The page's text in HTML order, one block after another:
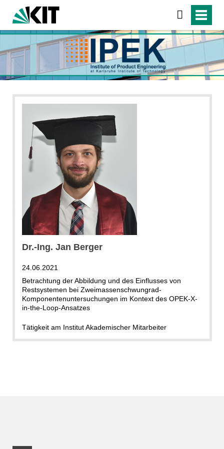
Dr.-Ing. Jan Berger
24.06.2021
Betrachtung der Abbildung und des Einflusses von
Restsystemen bei Zweimassenschwungrad-
Komponentenuntersuchungen im Kontext des OPEK-X-
in-the-Loop-Ansatzes
Tätigkeit am Institut Akademischer Mitarbeiter